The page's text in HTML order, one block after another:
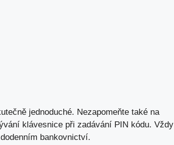
jednoduché. Nezapomeňte také na
klávesnice při zadávání PIN kódu. ‍Vždy
⁣bankovnictví.